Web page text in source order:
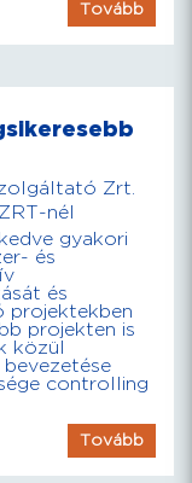
Tovább
Zrt.
nél
gyakori
és
és
projektekben
projekten is
közül
bevezetése
controlling
Tovább